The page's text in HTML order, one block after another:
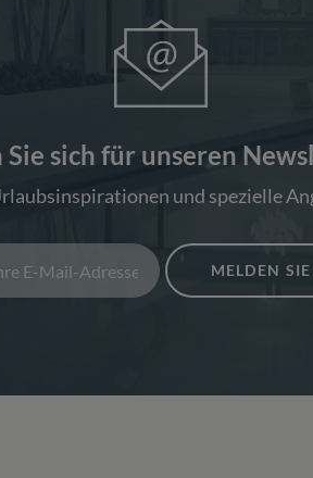
Sie sich für unseren
und spezielle
MELDEN